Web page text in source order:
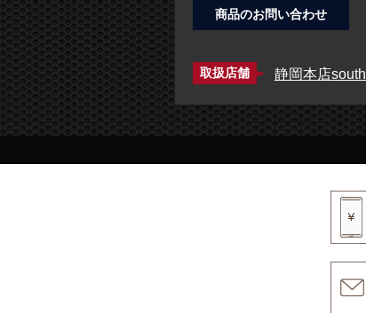
商品のお問い合わせ
取扱店舗 静岡本店south